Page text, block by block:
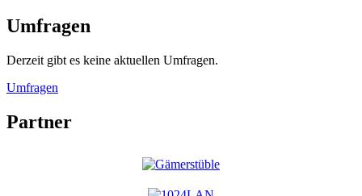
Umfragen
Derzeit gibt es keine aktuellen Umfragen.
Umfragen
Partner